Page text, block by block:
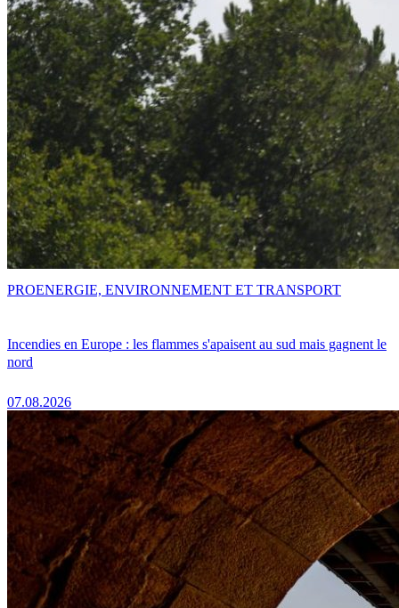
Incendies en Europe : les flammes s'apaisent au sud mais gagnent le
nord
07.08.2026
PROENERGIE, ENVIRONNEMENT ET TRANSPORT